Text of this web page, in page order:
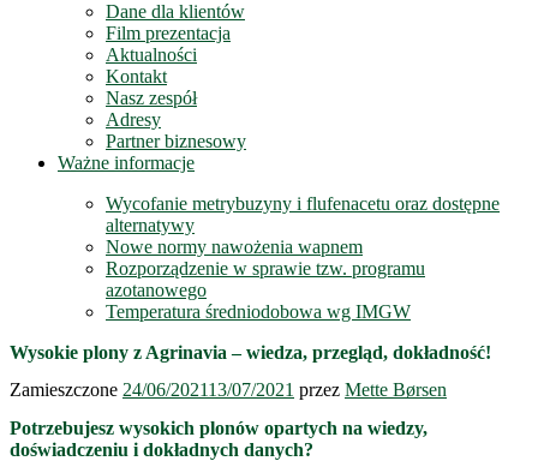
Dane dla klientów
Film prezentacja
Aktualności
Kontakt
Nasz zespół
Adresy
Partner biznesowy
Ważne informacje
Wycofanie metrybuzyny i flufenacetu oraz dostępne
alternatywy
Nowe normy nawożenia wapnem
Rozporządzenie w sprawie tzw. programu
azotanowego
Temperatura średniodobowa wg IMGW
Wysokie plony z Agrinavia – wiedza, przegląd, dokładność!
Zamieszczone 24/06/202113/07/2021 przez Mette Børsen
Potrzebujesz wysokich plonów opartych na wiedzy,
doświadczeniu i dokładnych danych?